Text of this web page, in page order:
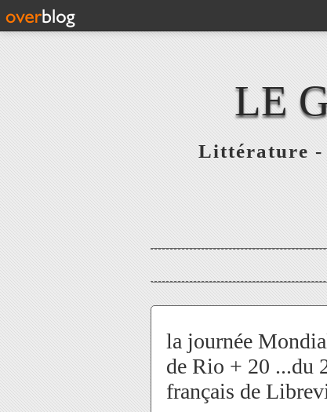
LE
Littérature -
la journée
de Rio + 20 ...du
français de